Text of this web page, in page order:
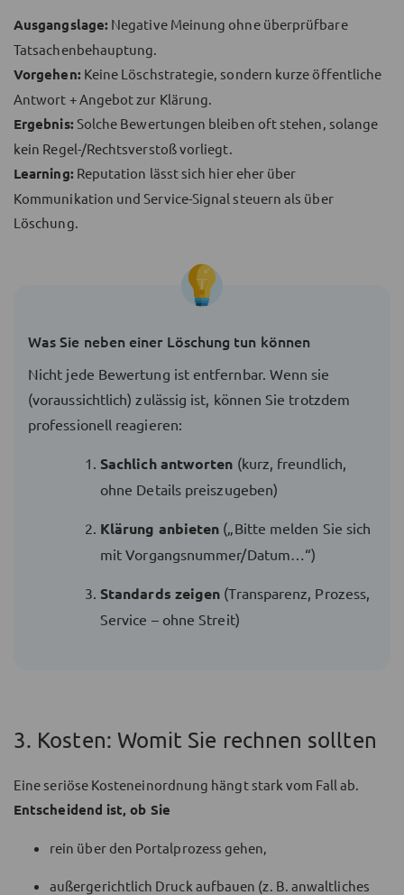
Ausgangslage: Negative Meinung ohne überprüfbare
Tatsachenbehauptung.
Vorgehen: Keine Löschstrategie, sondern kurze öffentliche
Antwort + Angebot zur Klärung.
Ergebnis: Solche Bewertungen bleiben oft stehen, solange
kein Regel-/Rechtsverstoß vorliegt.
Learning: Reputation lässt sich hier eher über
Kommunikation und Service-Signal steuern als über
Löschung.
Was Sie neben einer Löschung tun können
Nicht jede Bewertung ist entfernbar. Wenn sie
(voraussichtlich) zulässig ist, können Sie trotzdem
professionell reagieren:
Sachlich antworten (kurz, freundlich,
ohne Details preiszugeben)
Klärung anbieten („Bitte melden Sie sich
mit Vorgangsnummer/Datum…“)
Standards zeigen (Transparenz, Prozess,
Service – ohne Streit)
3. Kosten: Womit Sie rechnen sollten
Eine seriöse Kosteneinordnung hängt stark vom Fall ab.
Entscheidend ist, ob Sie
rein über den Portalprozess gehen,
außergerichtlich Druck aufbauen (z. B. anwaltliches